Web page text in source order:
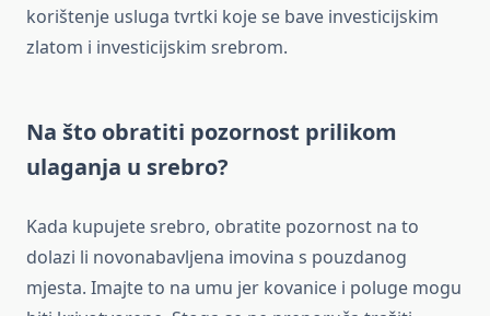
korištenje usluga tvrtki koje se bave investicijskim
zlatom i investicijskim srebrom.
Na što obratiti pozornost prilikom
ulaganja u srebro?
Kada kupujete srebro, obratite pozornost na to
dolazi li novonabavljena imovina s pouzdanog
mjesta. Imajte to na umu jer kovanice i poluge mogu